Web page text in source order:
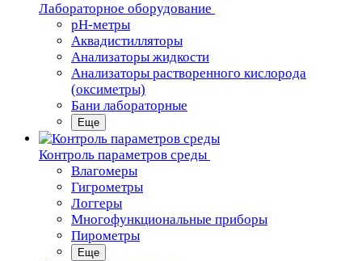
Лабораторное оборудование
pH-метры
Аквадистилляторы
Анализаторы жидкости
Анализаторы растворенного кислорода
(оксиметры)
Бани лабораторные
Еще
Контроль параметров среды
Влагомеры
Гигрометры
Логгеры
Многофункциональные приборы
Пирометры
Еще